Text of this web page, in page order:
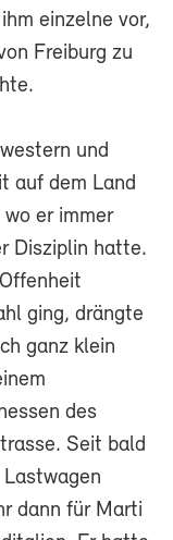
einzelne vor,
Freiburg zu
und
auf dem Land
er immer
Disziplin hatte.
ging, drängte
ganz klein
des
Seit bald
dann für Marti